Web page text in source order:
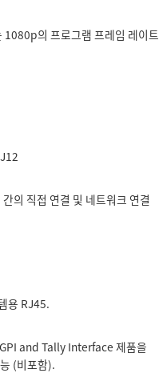
의 프로그램 프레임 레이트
의 직접 연결 및 네트워크 연결
용 RJ45.
and Tally Interface 제품을
(비포함).